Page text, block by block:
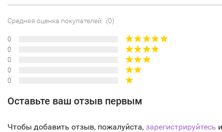
Средняя оценка покупателей: (0)
0
0
0
0
0
Оставьте ваш отзыв первым
Чтобы добавить отзыв, пожалуйста, зарегистрируйтесь